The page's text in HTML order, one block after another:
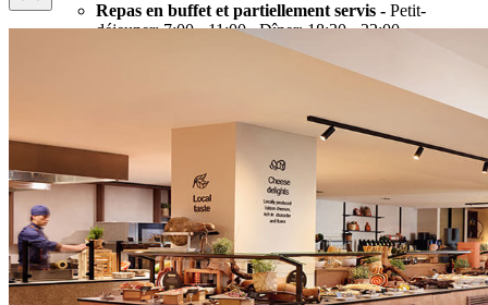
Repas en buffet et partiellement servis - Petit-
déjeuner: 7:00 - 11:00 , Dîner: 18:30 - 22:00
Déjeuner à la carte sur la terrasse de la piscine -